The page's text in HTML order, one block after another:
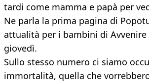
tardi come mamma e papà per
Ne parla la prima pagina di
attualità per i bambini di
giovedì.
Sullo stesso numero ci siamo
immortalità, quella che